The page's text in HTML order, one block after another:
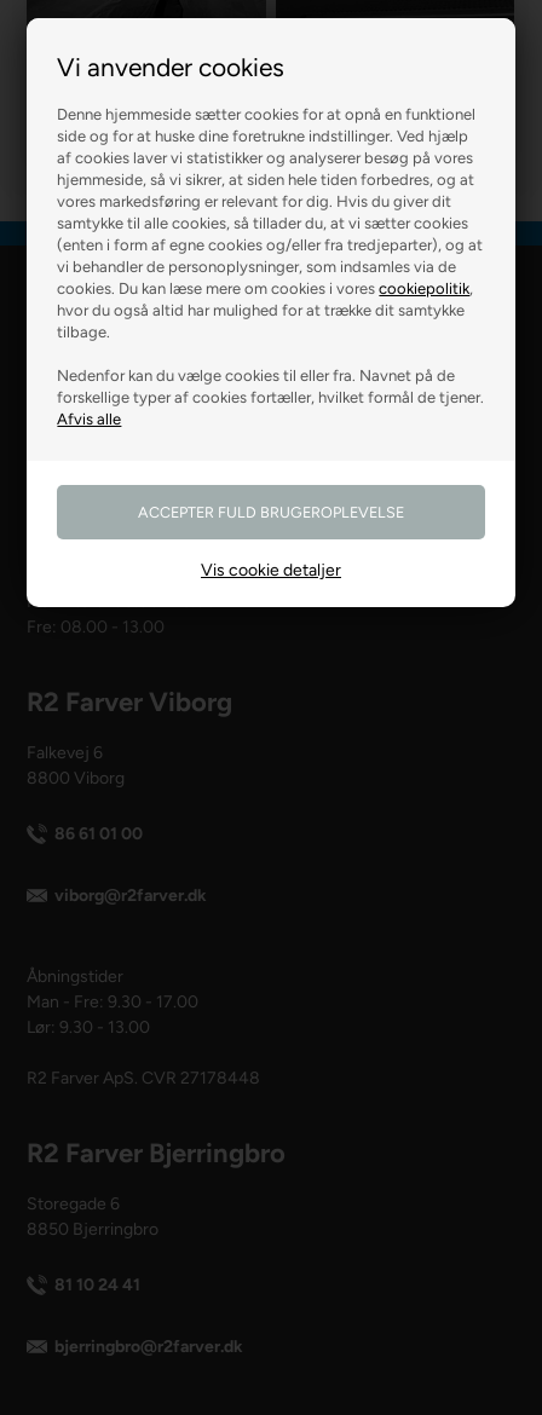
Vi anvender cookies
Denne hjemmeside sætter cookies for at opnå en funktionel
side og for at huske dine foretrukne indstillinger. Ved hjælp
af cookies laver vi statistikker og analyserer besøg på vores
hjemmeside, så vi sikrer, at siden hele tiden forbedres, og at
vores markedsføring er relevant for dig. Hvis du giver dit
samtykke til alle cookies, så tillader du, at vi sætter cookies
(enten i form af egne cookies og/eller fra tredjeparter), og at
vi behandler de personoplysninger, som indsamles via de
cookies. Du kan læse mere om cookies i vorescookiepolitik,
hvor du også altid har mulighed for at trække dit samtykke
tilbage.
Nedenfor kan du vælge cookies til eller fra. Navnet på de
forskellige typer af cookies fortæller, hvilket formål de tjener.
Vis cookie detaljer
R2 MURER
R2 Farver Webshop
8800 Viborg
28 99 50 14
webshop@r2.dk
Man - tors: 08.00 - 16.00
Fre: 08.00 - 13.00
R2 Farver Viborg
Falkevej 6
8800 Viborg
86 61 01 00
viborg@r2farver.dk
Åbningstider
Man - Fre: 9.30 - 17.00
Lør: 9.30 - 13.00
R2 Farver ApS. CVR 27178448
R2 Farver Bjerringbro
Storegade 6
8850 Bjerringbro
81 10 24 41
bjerringbro@r2farver.dk